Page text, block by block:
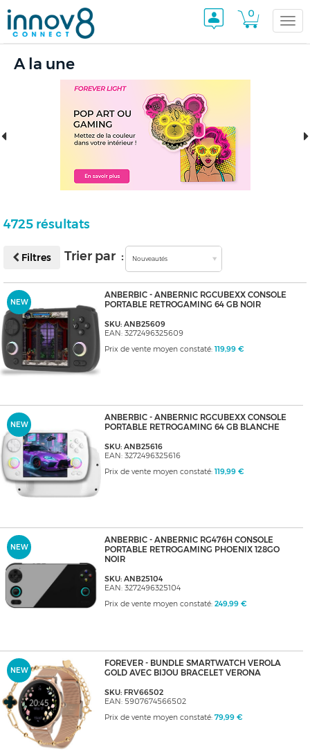
0
A la une
4725 résultats
Filtres Trier par : Nouveautés
NEW
ANBERBIC - ANBERNIC RGCUBEXX CONSOLE
PORTABLE RETROGAMING 64 GB NOIR
SKU: ANB25609
EAN: 3272496325609
Prix de vente moyen constaté: 119,99 €
NEW
ANBERBIC - ANBERNIC RGCUBEXX CONSOLE
PORTABLE RETROGAMING 64 GB BLANCHE
SKU: ANB25616
EAN: 3272496325616
Prix de vente moyen constaté: 119,99 €
NEW
ANBERBIC - ANBERNIC RG476H CONSOLE
PORTABLE RETROGAMING PHOENIX 128GO
NOIR
SKU: ANB25104
EAN: 3272496325104
Prix de vente moyen constaté: 249,99 €
NEW
FOREVER - BUNDLE SMARTWATCH VEROLA
GOLD AVEC BIJOU BRACELET VERONA
SKU: FRV66502
EAN: 5907674566502
Prix de vente moyen constaté: 79,99 €